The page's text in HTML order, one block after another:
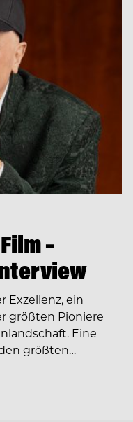
–
Exzellenz, ein
größten Pioniere
Eine
größten…